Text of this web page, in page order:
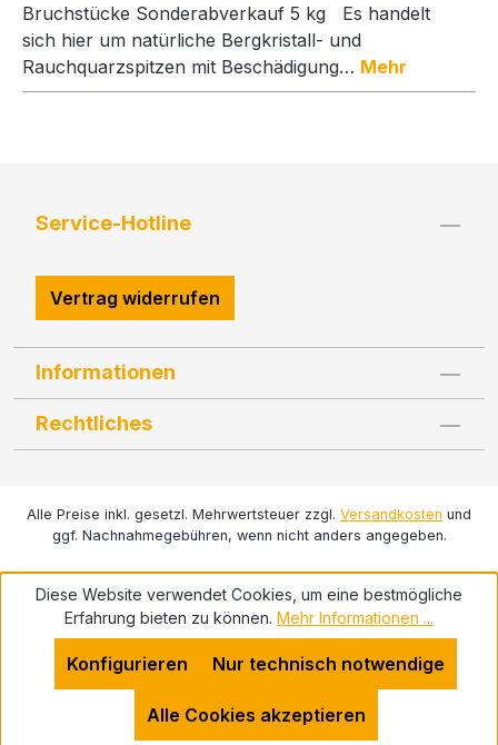
Bruchstücke Sonderabverkauf 5 kg Es handelt
sich hier um natürliche Bergkristall- und
Rauchquarzspitzen mit Beschädigung… Mehr
Service-Hotline
Vertrag widerrufen
Informationen
Rechtliches
Alle Preise inkl. gesetzl. Mehrwertsteuer zzgl. Versandkosten und
ggf. Nachnahmegebühren, wenn nicht anders angegeben.
Diese Website verwendet Cookies, um eine bestmögliche
Erfahrung bieten zu können. Mehr Informationen ...
Nur technisch notwendige
Konfigurieren
Alle Cookies akzeptieren